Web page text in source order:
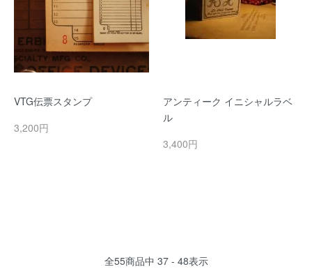
VTG伝票スタンプ
3,200円
アンティーク イニシャルラベ
ル
3,400円
全55商品中 37 - 48表示